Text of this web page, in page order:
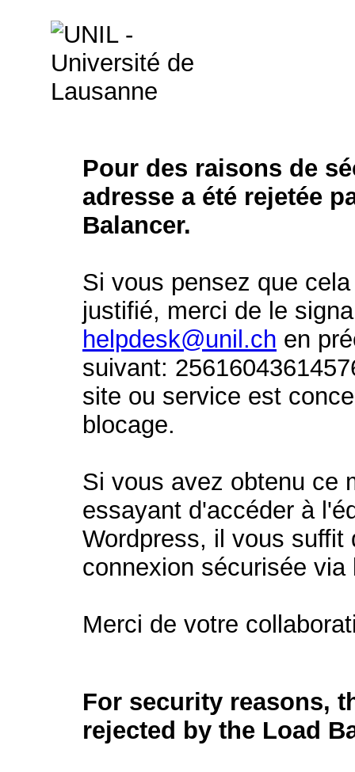
Pour des raisons de
adresse a été rejetée
Balancer.
Si vous pensez que
justifié, merci de le
helpdesk@unil.ch en
suivant:
site ou service est
blocage.
Si vous avez obtenu ce
essayant d'accéder à
Wordpress, il vous suffit
connexion sécurisée
Merci de votre
For security reasons,
rejected by the Load